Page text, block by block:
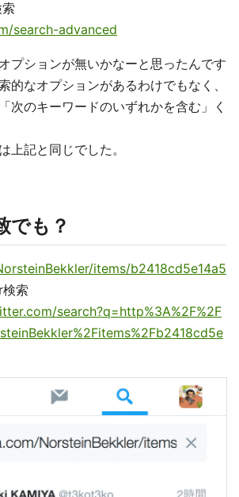
search-advanced
プションが無いかなーと思ったんです
的なオプションがあるわけでもなく、
次のキーワードのいずれかを含む」く
上記と同じでした。
でも？
items/b2418cd5e14a5
索
search?q=http%3A%2F%2F